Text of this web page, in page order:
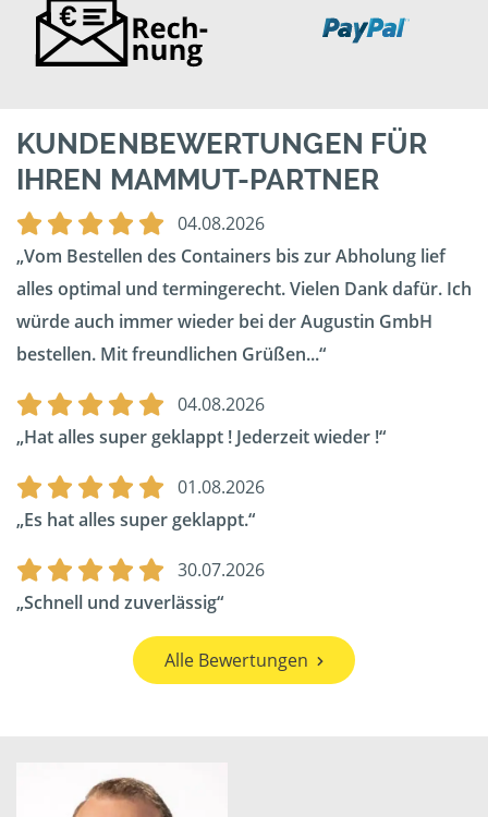
KUNDENBEWERTUNGEN FÜR
IHREN MAMMUT-PARTNER
04.08.2026
Vom Bestellen des Containers bis zur Abholung lief
alles optimal und termingerecht. Vielen Dank dafür. Ich
würde auch immer wieder bei der Augustin GmbH
bestellen. Mit freundlichen Grüßen...
04.08.2026
Hat alles super geklappt ! Jederzeit wieder !
01.08.2026
Es hat alles super geklappt.
30.07.2026
Schnell und zuverlässig
Alle Bewertungen